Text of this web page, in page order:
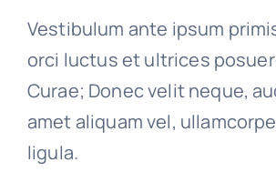
Vestibulum ante ipsum
orci luctus et ultrices
Curae; Donec velit neque,
amet aliquam vel,
ligula.